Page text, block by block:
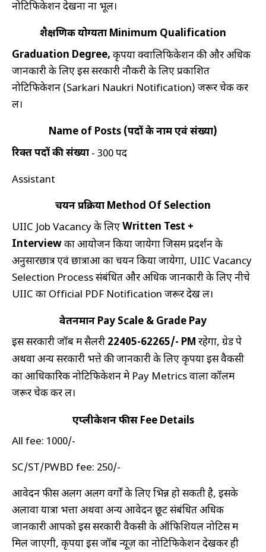
नोटिफिकेशन देखना ना भूलें।
शैक्षणिक योग्यता Minimum Qualification
Graduation Degree, कृपया क्वालिफिकेशन की और अधिक
जानकारी के लिए इस सरकारी नौकरी के लिए प्रकाशित
नोटिफिकेशन (Sarkari Naukri Notification) जरूर चेक कर
लें।
Name of Posts (पदों के नाम एवं संख्या)
रिक्त पदों की संख्या - 300 पद
Assistant
चयन प्रक्रिया Method Of Selection
UIIC Job Vacancy के लिएWritten Test +
Interviewका आयोजन किया जायेगा जिसमें प्रदर्शन के
अनुसारछात्र एवं छात्राओं का चयन किया जायेगा, UIIC Vacancy
Selection Process संबंधित और अधिक जानकारी के लिए नीचे
UIIC का Official PDF Notification जरूर देख लें।
वेतनमान Pay Scale & Grade Pay
इस सरकारी जॉब में सैलरी 22405-62265/- PM रहेगा, ग्रेड पे
अथवा अन्य सरकारी भत्ते की जानकारी के लिए कृपया इस वैकेंसी
का आधिकारिक नोटिफिकेशन मे Pay Metrics वाला कॉलम
जरूर चेक कर लें।
एप्लीकेशन फीस Fee Details
All fee: 1000/-
SC/ST/PWBD fee: 250/-
आवेदन फीस अलग अलग वर्गों के लिए भिन्न हो सकती है, इसके
अलावा यात्रा भत्ता अथवा अन्य आवेदन छूट संबंधित अधिक
जानकारी आपको इस सरकारी वैकेंसी के ऑफिशियल नोटिस में
मिल जाएगी, कृपया इस जॉब न्यूज़ का नोटिफिकेशन देखकर ही